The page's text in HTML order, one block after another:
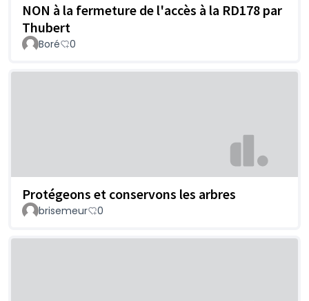
NON à la fermeture de l'accès à la RD178 par
Thubert
Boré 0
Protégeons et conservons les arbres
brisemeur 0